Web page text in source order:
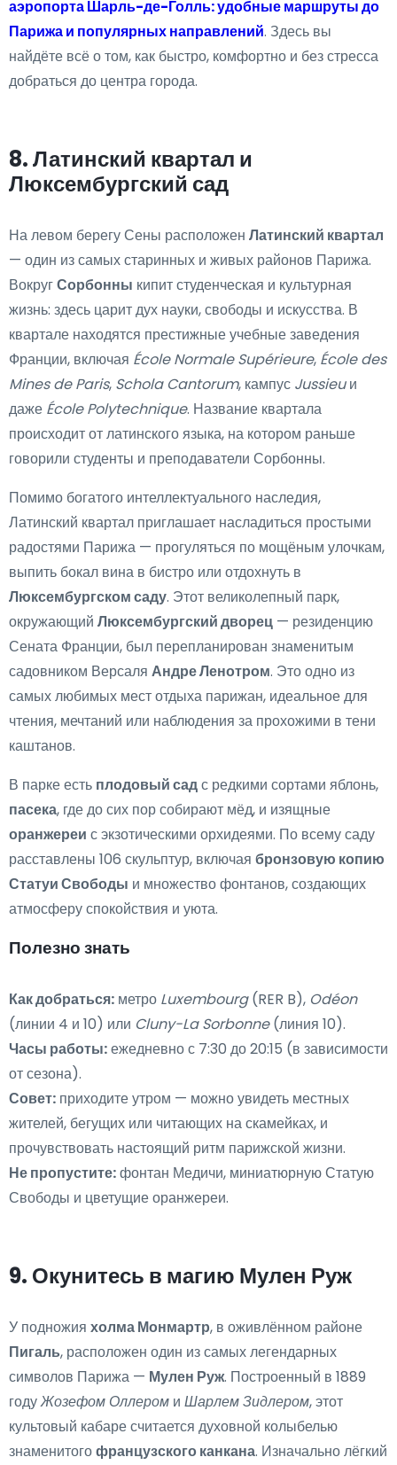
аэропорта Шарль-де-Голль: удобные маршруты до
Парижа и популярных направлений. Здесь вы
найдёте всё о том, как быстро, комфортно и без стресса
добраться до центра города.
8. Латинский квартал и
Люксембургский сад
На левом берегу Сены расположен Латинский квартал
— один из самых старинных и живых районов Парижа.
ВокругСорбонны кипит студенческая и культурная
жизнь: здесь царит дух науки, свободы и искусства. В
квартале находятся престижные учебные заведения
Франции, включая École Normale Supérieure, École des
Mines de Paris, Schola Cantorum, кампус Jussieuи
даже École Polytechnique. Название квартала
происходит от латинского языка, на котором раньше
говорили студенты и преподаватели Сорбонны.
Помимо богатого интеллектуального наследия,
Латинский квартал приглашает насладиться простыми
радостями Парижа — прогуляться по мощёным улочкам,
выпить бокал вина в бистро или отдохнуть в
Люксембургском саду. Этот великолепный парк,
окружающий Люксембургский дворец — резиденцию
Сената Франции, был перепланирован знаменитым
садовником Версаля Андре Ленотром. Это одно из
самых любимых мест отдыха парижан, идеальное для
чтения, мечтаний или наблюдения за прохожими в тени
каштанов.
В парке есть плодовый садс редкими сортами яблонь,
пасека, где до сих пор собирают мёд, и изящные
оранжереи с экзотическими орхидеями. По всему саду
расставлены 106 скульптур, включая бронзовую копию
Статуи Свободы и множество фонтанов, создающих
атмосферу спокойствия и уюта.
Полезно знать
Как добраться: метро Luxembourg(RER B), Odéon
(линии 4 и 10) или Cluny-La Sorbonne(линия 10).
Часы работы:ежедневно с 7:30 до 20:15 (в зависимости
от сезона).
Совет: приходите утром — можно увидеть местных
жителей, бегущих или читающих на скамейках, и
прочувствовать настоящий ритм парижской жизни.
Не пропустите:фонтан Медичи, миниатюрную Статую
Свободы и цветущие оранжереи.
9. Окунитесь в магию Мулен Руж
У подножия холма Монмартр, в оживлённом районе
Пигаль, расположен один из самых легендарных
символов Парижа — Мулен Руж. Построенный в 1889
годуЖозефом Оллером и Шарлем Зидлером, этот
культовый кабаре считается духовной колыбелью
знаменитогофранцузского канкана. Изначально лёгкий